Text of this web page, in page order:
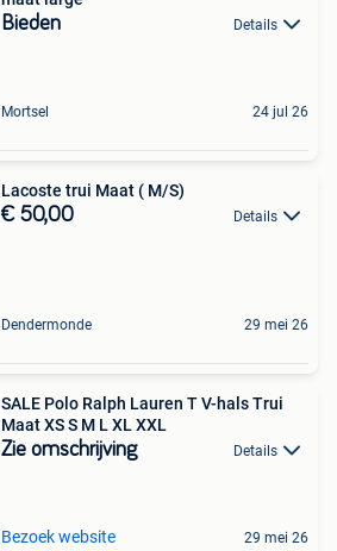
Bieden Details
Mortsel 24 jul 26
Lacoste trui Maat ( M/S)
€ 50,00 Details
Dendermonde 29 mei 26
SALE Polo Ralph Lauren T V-hals Trui
Maat XS S M L XL XXL
Zie omschrijving Details
Bezoek website 29 mei 26